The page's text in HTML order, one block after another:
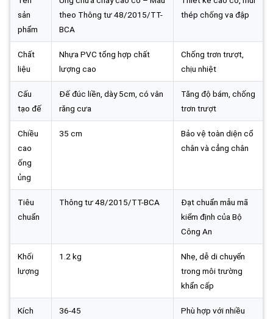
sản
phẩm
theo Thông tư 48/2015/TT-
BCA
thép chống va đập
Chất
liệu
Nhựa PVC tổng hợp chất
lượng cao
Chống trơn trượt,
chịu nhiệt
Cấu
tạo đế
Đế đúc liền, dày 5cm, có vân
răng cưa
Tăng độ bám, chống
trơn trượt
Chiều
cao
ống
ủng
35 cm
Bảo vệ toàn diện cổ
chân và cẳng chân
Tiêu
chuẩn
Thông tư 48/2015/TT-BCA
Đạt chuẩn mẫu mã
kiểm định của Bộ
Công An
Khối
lượng
1.2 kg
Nhẹ, dễ di chuyển
trong môi trường
khẩn cấp
Kích
36-45
Phù hợp với nhiều